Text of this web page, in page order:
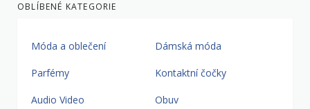
OBLÍBENÉ KATEGORIE
Móda a oblečení Dámská móda
Parfémy Kontaktní čočky
Audio Video Obuv